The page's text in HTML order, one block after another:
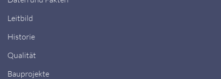
Leitbild
Historie
Qualität
Bauprojekte